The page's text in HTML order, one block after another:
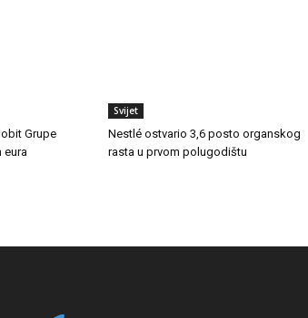
Grupe
eura
Svijet
Nestlé ostvario 3,6 posto organskog
rasta u prvom polugodištu